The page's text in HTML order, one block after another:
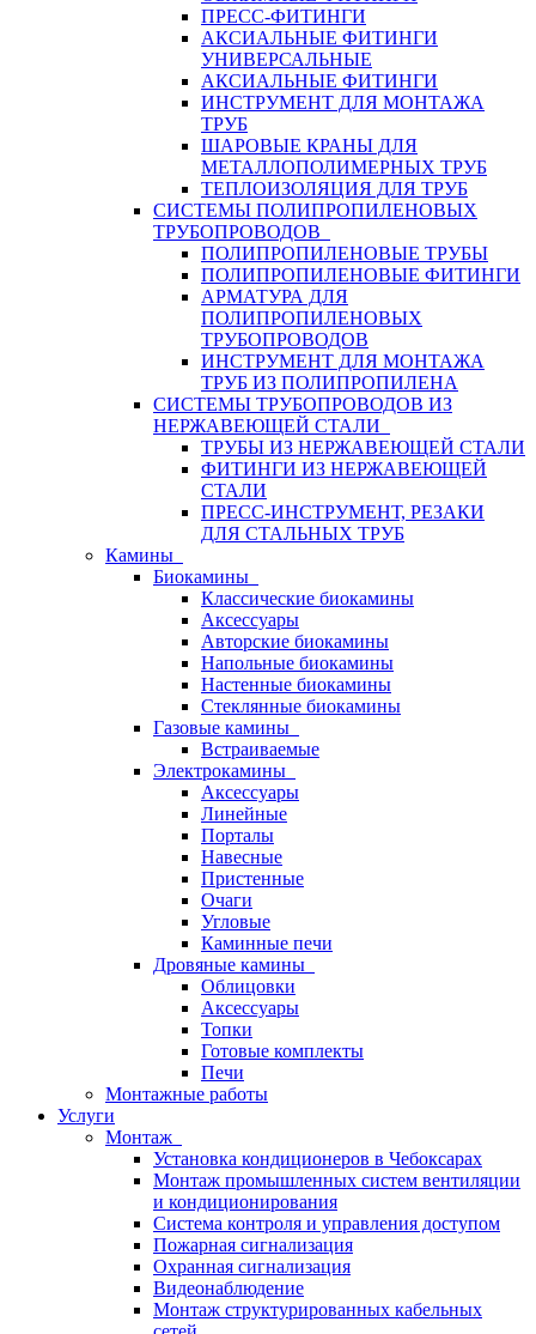
ПРЕСС-ФИТИНГИ
АКСИАЛЬНЫЕ ФИТИНГИ
УНИВЕРСАЛЬНЫЕ
АКСИАЛЬНЫЕ ФИТИНГИ
ИНСТРУМЕНТ ДЛЯ МОНТАЖА
ТРУБ
ШАРОВЫЕ КРАНЫ ДЛЯ
МЕТАЛЛОПОЛИМЕРНЫХ ТРУБ
ТЕПЛОИЗОЛЯЦИЯ ДЛЯ ТРУБ
СИСТЕМЫ ПОЛИПРОПИЛЕНОВЫХ
ТРУБОПРОВОДОВ
ПОЛИПРОПИЛЕНОВЫЕ ТРУБЫ
ПОЛИПРОПИЛЕНОВЫЕ ФИТИНГИ
АРМАТУРА ДЛЯ
ПОЛИПРОПИЛЕНОВЫХ
ТРУБОПРОВОДОВ
ИНСТРУМЕНТ ДЛЯ МОНТАЖА
ТРУБ ИЗ ПОЛИПРОПИЛЕНА
СИСТЕМЫ ТРУБОПРОВОДОВ ИЗ
НЕРЖАВЕЮЩЕЙ СТАЛИ
ТРУБЫ ИЗ НЕРЖАВЕЮЩЕЙ СТАЛИ
ФИТИНГИ ИЗ НЕРЖАВЕЮЩЕЙ
СТАЛИ
ПРЕСС-ИНСТРУМЕНТ, РЕЗАКИ
ДЛЯ СТАЛЬНЫХ ТРУБ
Камины
Биокамины
Классические биокамины
Аксессуары
Авторские биокамины
Напольные биокамины
Настенные биокамины
Стеклянные биокамины
Газовые камины
Встраиваемые
Электрокамины
Аксессуары
Линейные
Порталы
Навесные
Пристенные
Очаги
Угловые
Каминные печи
Дровяные камины
Облицовки
Аксессуары
Топки
Готовые комплекты
Печи
Монтажные работы
Услуги
Монтаж
Установка кондиционеров в Чебоксарах
Монтаж промышленных систем вентиляции
и кондиционирования
Система контроля и управления доступом
Пожарная сигнализация
Охранная сигнализация
Видеонаблюдение
Монтаж структурированных кабельных